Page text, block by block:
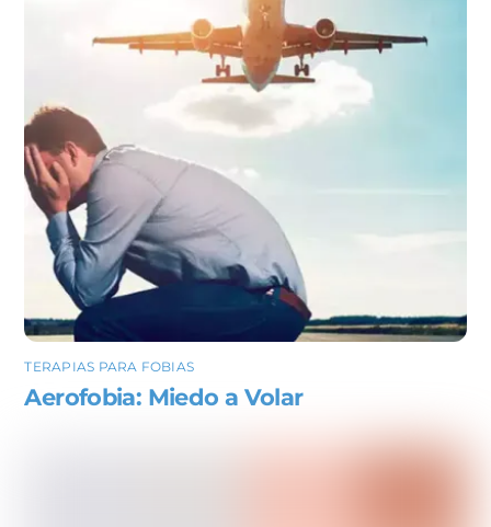
TERAPIAS PARA FOBIAS
Aerofobia: Miedo a Volar